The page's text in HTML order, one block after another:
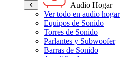
Audio Hogar
Ver todo en audio hogar
Equipos de Sonido
Torres de Sonido
Parlantes y Subwoofer
Barras de Sonido